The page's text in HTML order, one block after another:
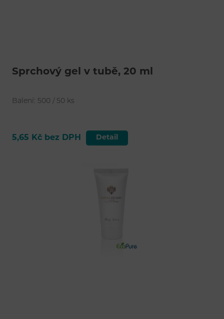
Sprchový gel v tubě, 20 ml
Balení: 500 / 50 ks
5,65 Kč bez DPH Detail